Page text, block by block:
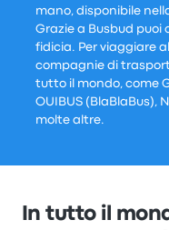
mano, disponibile
Grazie a Busbud
fidicia. Per viaggiare
compagnie di
tutto il mondo, come
OUIBUS (BlaBlaBus),
molte altre.
In tutto il